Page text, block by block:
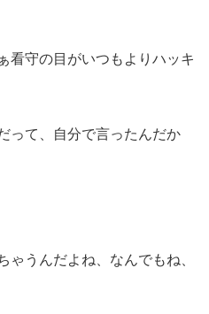
看守の目がいつもよりハッキ
って、自分で言ったんだか
ゃうんだよね、なんでもね、